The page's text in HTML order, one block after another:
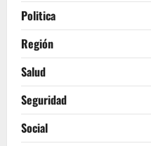
Politica
Región
Salud
Seguridad
Social